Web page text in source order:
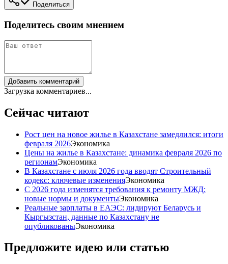
Поделиться
Поделитесь своим мнением
Добавить комментарий
Загрузка комментариев...
Сейчас читают
Рост цен на новое жилье в Казахстане замедлился: итоги
февраля 2026Экономика
Цены на жилье в Казахстане: динамика февраля 2026 по
регионамЭкономика
В Казахстане с июля 2026 года вводят Строительный
кодекс: ключевые измененияЭкономика
С 2026 года изменятся требования к ремонту МЖД:
новые нормы и документыЭкономика
Реальные зарплаты в ЕАЭС: лидируют Беларусь и
Кыргызстан, данные по Казахстану не
опубликованыЭкономика
Предложите идею или статью